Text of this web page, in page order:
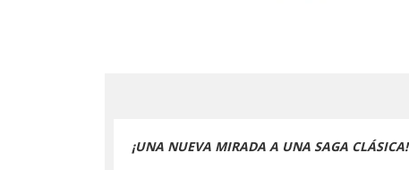
¡UNA NUEVA MIRADA A UNA SAGA CLÁSICA!